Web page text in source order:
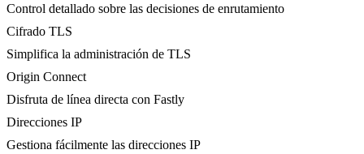
Control detallado sobre las decisiones de enrutamiento
Cifrado TLS
Simplifica la administración de TLS
Origin Connect
Disfruta de línea directa con Fastly
Direcciones IP
Gestiona fácilmente las direcciones IP